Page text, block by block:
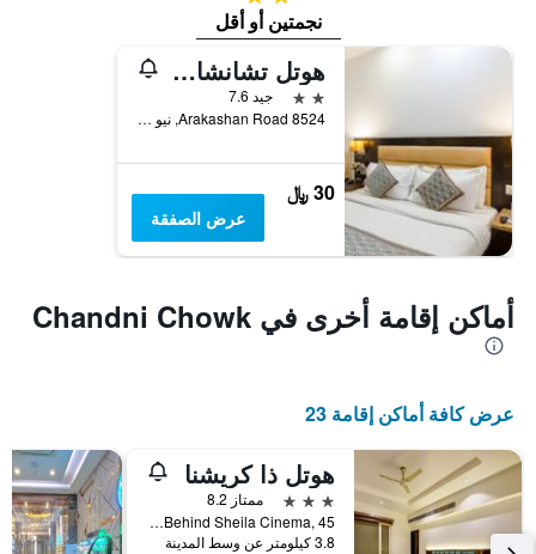
نجمتين أو أقل
هوتل تشانشال كونتننتال
2 نجمتين
جيد 7.6
8524 Arakashan Road, نيو دلهي, الهند
30 ﷼
عرض الصفقة
أماكن إقامة أخرى في Chandni Chowk
عرض كافة أماكن إقامة 23
هوتل ذا كريشنا
3 نجوم
ممتاز 8.2
Arakashan Road, Ram Nagar, Behind Sheila Cinema, 45, نيو دلهي, الهند
3.8 كيلومتر عن وسط المدينة